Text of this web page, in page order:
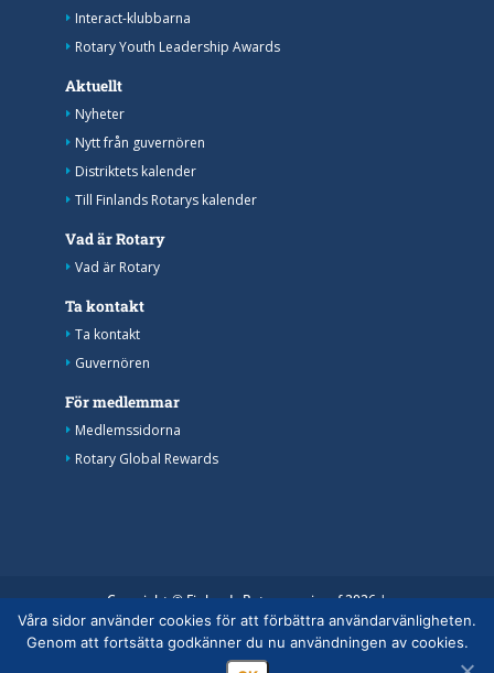
Interact-klubbarna
Rotary Youth Leadership Awards
Aktuellt
Nyheter
Nytt från guvernören
Distriktets kalender
Till Finlands Rotarys kalender
Vad är Rotary
Vad är Rotary
Ta kontakt
Ta kontakt
Guvernören
För medlemmar
Medlemssidorna
Rotary Global Rewards
Copyright © Finlands Rotaryservice rf 2026 |
Medelemsdatabasens datasäkerhetsanvisning|
Behandlingen av personuppgifter inom rotaryverksamheten
Våra sidor använder cookies för att förbättra användarvänligheten.
Genom att fortsätta godkänner du nu användningen av cookies.